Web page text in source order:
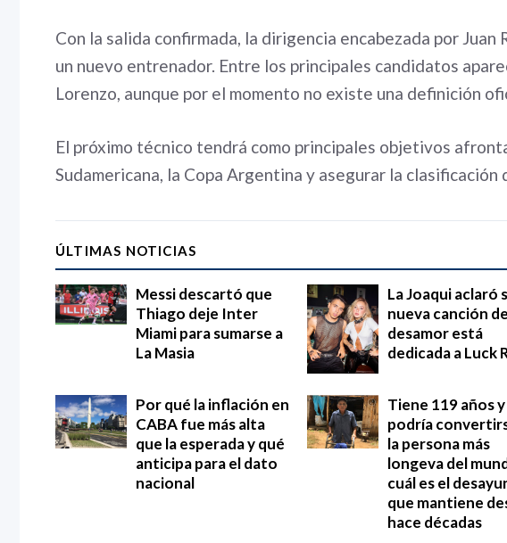
Con la salida confirmada, la dirigencia encabezada por Juan
un nuevo entrenador. Entre los principales candidatos
Lorenzo, aunque por el momento no existe una definición
El próximo técnico tendrá como principales objetivos
Sudamericana, la Copa Argentina y asegurar la
ÚLTIMAS NOTICIAS
Messi descartó que
Thiago deje Inter
Miami para sumarse a
La Masia
La Joaqui aclaró
nueva canción de
desamor está
dedicada a Luck
Por qué la inflación en
CABA fue más alta
que la esperada y qué
anticipa para el dato
nacional
Tiene 119 años y
podría
la persona más
longeva del
cuál es el
que mantiene
hace décadas